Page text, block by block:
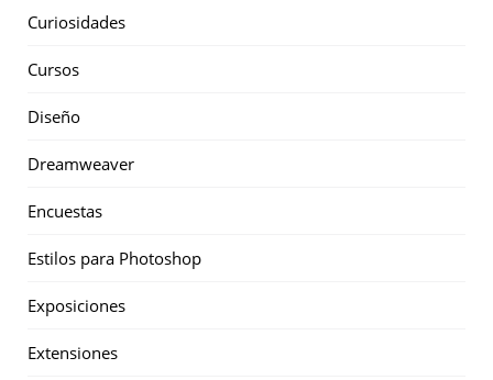
Curiosidades
Cursos
Diseño
Dreamweaver
Encuestas
Estilos para Photoshop
Exposiciones
Extensiones